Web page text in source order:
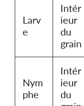
Larv
e
Intér
ieur
du
grain
Nym
phe
Intér
ieur
du